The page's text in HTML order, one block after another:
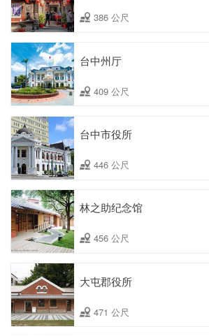
386 公尺
台中州厅
409 公尺
台中市役所
446 公尺
林之助纪念馆
456 公尺
大屯郡役所
471 公尺